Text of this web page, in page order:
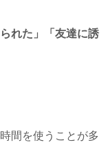
れた」「友達に誘
間を使うことが多